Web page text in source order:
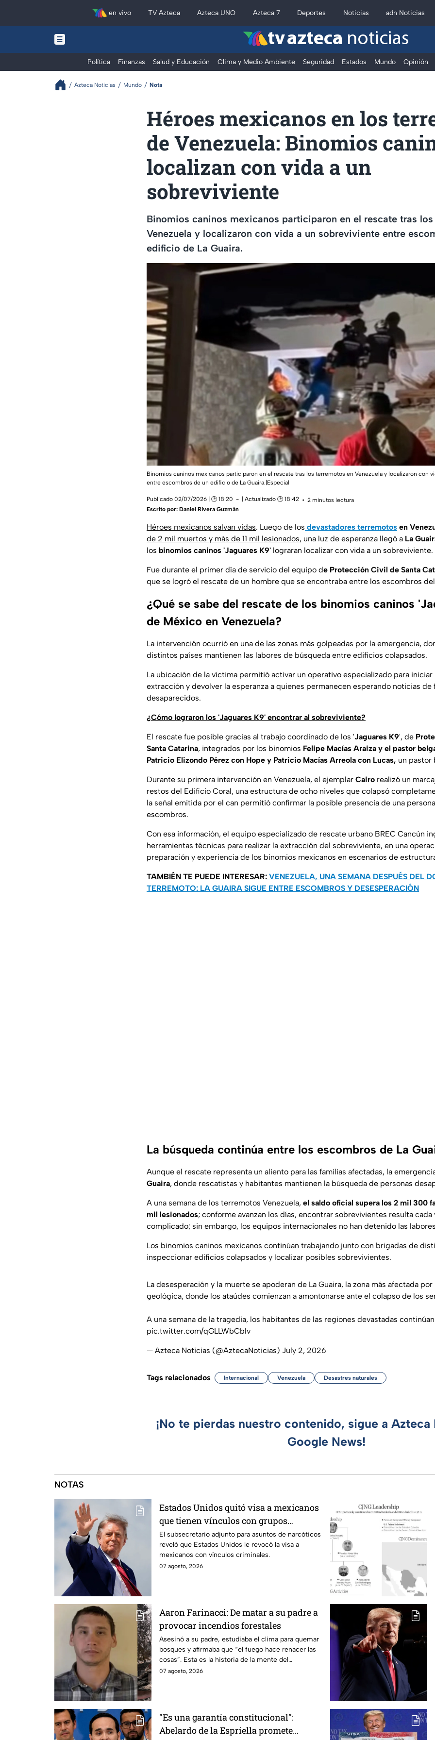
en vivo TV Azteca Azteca UNO Azteca 7 Deportes Noticias adn Noticias
tv azteca noticias
Política Finanzas Salud y Educación Clima y Medio Ambiente Seguridad Estados Mundo Opinión
Azteca Noticias Mundo Nota
Héroes mexicanos en los
de Venezuela: Binomios
localizan con vida a un
sobreviviente
Binomios caninos mexicanos participaron en el rescate tras
Venezuela y localizaron con vida a un sobreviviente entre
edificio de La Guaira.
Binomios caninos mexicanos participaron en el rescate tras los terremotos en Venezuela y localizaron con
entre escombros de un edificio de La Guaira.|Especial
Publicado 02/07/2026 | 🕑 18:20 | Actualizado 🕑 18:42
2 minutos lectura
Escrito por: Daniel Rivera Guzmán
Héroes mexicanos salvan vidas. Luego de los devastadores terremotos en
de 2 mil muertos y más de 11 mil lesionados, una luz de esperanza llegó a La
los binomios caninos 'Jaguares K9' lograran localizar con vida a un sobreviviente.
Fue durante el primer día de servicio del equipo de Protección Civil de Santa
que se logró el rescate de un hombre que se encontraba entre los escombros
¿Qué se sabe del rescate de los binomios caninos
de México en Venezuela?
La intervención ocurrió en una de las zonas más golpeadas por la emergencia,
distintos países mantienen las labores de búsqueda entre edificios colapsados.
La ubicación de la víctima permitió activar un operativo especializado para iniciar
extracción y devolver la esperanza a quienes permanecen esperando noticias de
desaparecidos.
¿Cómo lograron los 'Jaguares K9' encontrar al sobreviviente?
El rescate fue posible gracias al trabajo coordinado de los 'Jaguares K9', de
Santa Catarina, integrados por los binomios Felipe Macías Araiza y el pastor
Patricio Elizondo Pérez con Hope y Patricio Macías Arreola con Lucas, un pastor
Durante su primera intervención en Venezuela, el ejemplar Cairo realizó un
restos del Edificio Coral, una estructura de ocho niveles que colapsó
la señal emitida por el can permitió confirmar la posible presencia de una
escombros.
Con esa información, el equipo especializado de rescate urbano BREC Cancún
herramientas técnicas para realizar la extracción del sobreviviente, en una
preparación y experiencia de los binomios mexicanos en escenarios de
TAMBIÉN TE PUEDE INTERESAR: VENEZUELA, UNA SEMANA DESPUÉS DEL
TERREMOTO: LA GUAIRA SIGUE ENTRE ESCOMBROS Y DESESPERACIÓN
La búsqueda continúa entre los escombros de La
Aunque el rescate representa un aliento para las familias afectadas, la
Guaira, donde rescatistas y habitantes mantienen la búsqueda de personas
A una semana de los terremotos Venezuela, el saldo oficial supera los 2 mil 300
mil lesionados; conforme avanzan los días, encontrar sobrevivientes resulta cada
complicado; sin embargo, los equipos internacionales no han detenido las
Los binomios caninos mexicanos continúan trabajando junto con brigadas de
inspeccionar edificios colapsados y localizar posibles sobrevivientes.
La desesperación y la muerte se apoderan de La Guaira, la zona más afectada
geológica, donde los ataúdes comienzan a amontonarse ante el colapso de los
A una semana de la tragedia, los habitantes de las regiones devastadas
pic.twitter.com/qGLLWbCblv
— Azteca Noticias (@AztecaNoticias) July 2, 2026
Tags relacionados Internacional Venezuela Desastres naturales
¡No te pierdas nuestro contenido, sigue a
Google News!
NOTAS
Estados Unidos quitó visa a mexicanos
que tienen vínculos con grupos
criminales
El subsecretario adjunto para asuntos de narcóticos
reveló que Estados Unidos le revocó la visa a
mexicanos con vínculos criminales.
07 agosto, 2026
Aaron Farinacci: De matar a su padre a
provocar incendios forestales
Asesinó a su padre, estudiaba el clima para quemar
bosques y afirmaba que “el fuego hace renacer las
cosas”. Esta es la historia de la mente del
responsable de los devastadores incendios.
07 agosto, 2026
"Es una garantía constitucional":
Abelardo de la Espriella promete